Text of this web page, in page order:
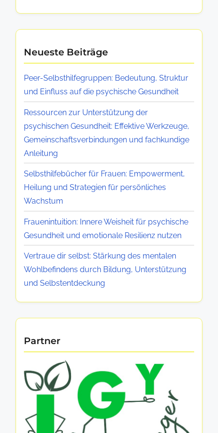
n
n
d
i
m
a
n
b
e
t
r
i
t
b
e
r
b
V
o
t
l
e
u
s
d
u
Neueste Beiträge
Peer-Selbsthilfegruppen: Bedeutung, Struktur
und Einfluss auf die psychische Gesundheit
Ressourcen zur Unterstützung der
psychischen Gesundheit: Effektive Werkzeuge,
Gemeinschaftsverbindungen und fachkundige
Anleitung
Selbsthilfebücher für Frauen: Empowerment,
Heilung und Strategien für persönliches
Wachstum
Frauenintuition: Innere Weisheit für psychische
Gesundheit und emotionale Resilienz nutzen
Vertraue dir selbst: Stärkung des mentalen
Wohlbefindens durch Bildung, Unterstützung
und Selbstentdeckung
Partner